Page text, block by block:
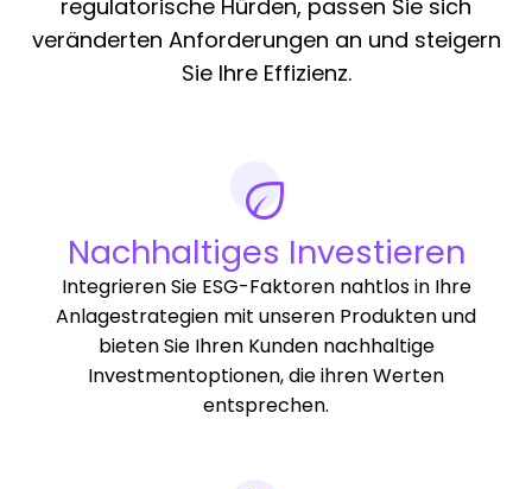
regulatorische Hürden, passen Sie sich
veränderten Anforderungen an und steigern
Sie Ihre Effizienz.
Nachhaltiges Investieren
Integrieren Sie ESG-Faktoren nahtlos in Ihre
Anlagestrategien mit unseren Produkten und
bieten Sie Ihren Kunden nachhaltige
Investmentoptionen, die ihren Werten
entsprechen.